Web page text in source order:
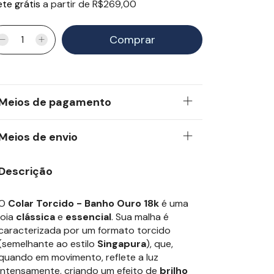
grátis a partir de R$269,00
de pagamento
de envio
Colar Torcido - Banho Ouro 18ké uma
clássicae essencial. Sua malha é
por um formato torcido
ao estilo Singapura), que,
em movimento, reflete a luz
criando um efeito de brilho